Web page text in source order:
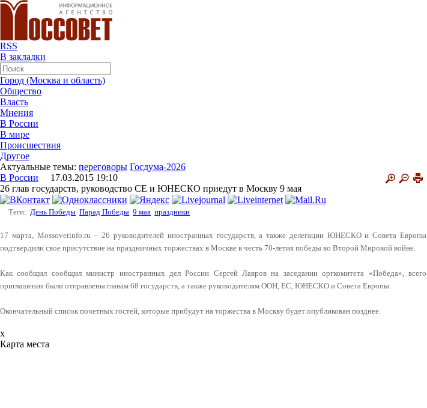
RSS
В закладки
Город (Москва и область)
Общество
Власть
Мнения
В России
В мире
Происшествия
Другое
Актуальные темы: переговоры Госдума-2026
В России 17.03.2015 19:10
26 глав государств, руководство СЕ и ЮНЕСКО приедут в Москву 9 мая
Теги: День Победы Парад Победы 9 мая праздники
17 марта, Mossovetinfo.ru – 26 руководителей иностранных государств, а также делегации ЮНЕСКО и Совета Европы
подтвердили свое присутствие на праздничных торжествах в Москве в честь 70-летия победы во Второй Мировой войне.
Как сообщил сообщил министр иностранных дел России Сергей Лавров на заседании оргкомитета «Победа», всего
приглашения были отправлены главам 68 государств, а также руководителям ООН, ЕС, ЮНЕСКО и Совета Европы.
Окончательный список почетных гостей, которые прибудут на торжества в Москву будет опубликован позднее.
x
Карта места